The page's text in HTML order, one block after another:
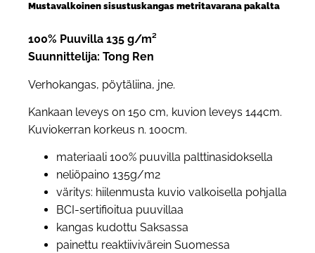
Mustavalkoinen sisustuskangas metritavarana pakalta
100% Puuvilla 135 g/m²
Suunnittelija: Tong Ren
Verhokangas, pöytäliina, jne.
Kankaan leveys on 150 cm, kuvion leveys 144cm.
Kuviokerran korkeus n. 100cm.
materiaali 100% puuvilla palttinasidoksella
neliöpaino 135g/m2
väritys: hiilenmusta kuvio valkoisella pohjalla
BCI-sertifioitua puuvillaa
kangas kudottu Saksassa
painettu reaktiivivärein Suomessa